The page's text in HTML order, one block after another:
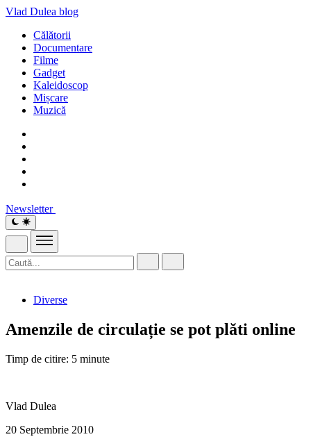
Vlad Dulea blog
Călătorii
Documentare
Filme
Gadget
Kaleidoscop
Mișcare
Muzică
Newsletter
Diverse
Amenzile de circulație se pot plăti online
Timp de citire: 5 minute
Vlad Dulea
20 Septembrie 2010